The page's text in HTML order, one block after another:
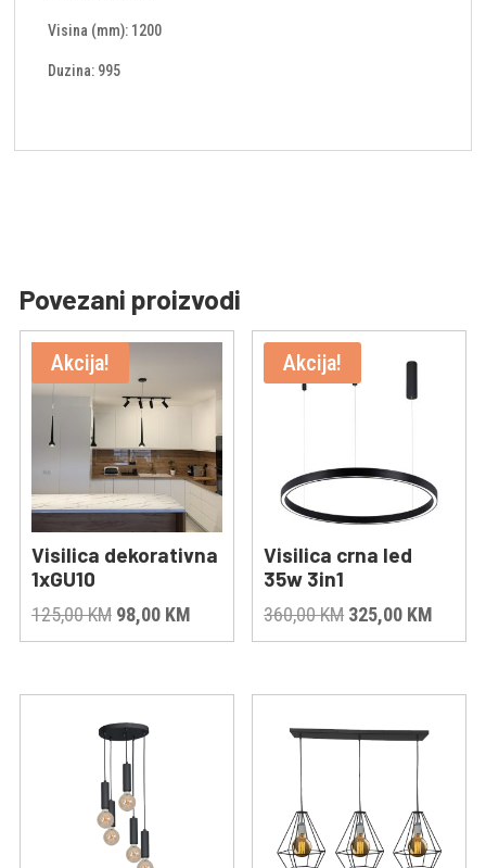
Visina (mm): 1200
Duzina: 995
Povezani proizvodi
Akcija!
Visilica dekorativna
1xGU10
125,00KM Original
price
125,00 KM.
98,00 KMCurrent
price
98,00 KM.
Akcija!
Visilica crna led
35w 3in1
360,00KM Original
price
360,00 KM.
325,00 KM
price